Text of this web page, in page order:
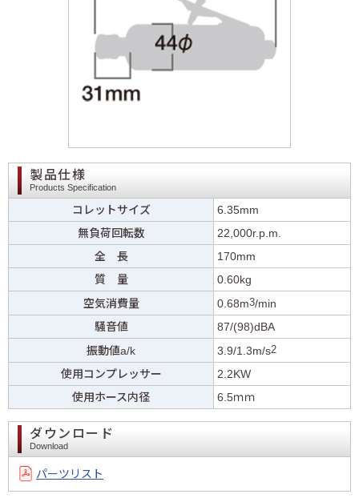
製品仕様
Products Specification
コレットサイズ
6.35mm
無負荷回転数
22,000r.p.m.
全 長
170mm
質 量
0.60kg
空気消費量
0.68m3/min
騒音値
87/(98)dBA
振動値a/k
3.9/1.3m/s2
使用コンプレッサー
2.2KW
使用ホース内径
6.5ｍｍ
ダウンロード
Download
パーツリスト